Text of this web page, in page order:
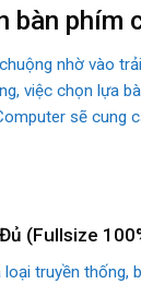
bàn phím
nhờ vào
việc chọn lựa
sẽ
(Fullsize
truyền